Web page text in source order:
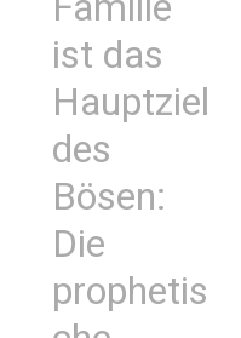
ist das
Hauptziel
des
Bösen:
Die
prophetis